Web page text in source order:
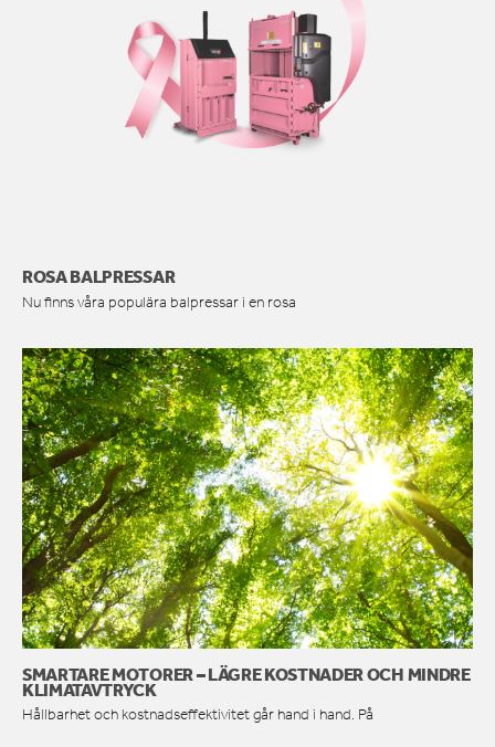
ROSA BALPRESSAR
Nu finns våra populära balpressar i en rosa
SMARTARE MOTORER – LÄGRE KOSTNADER OCH MINDRE
KLIMATAVTRYCK
Hållbarhet och kostnadseffektivitet går hand i hand. På